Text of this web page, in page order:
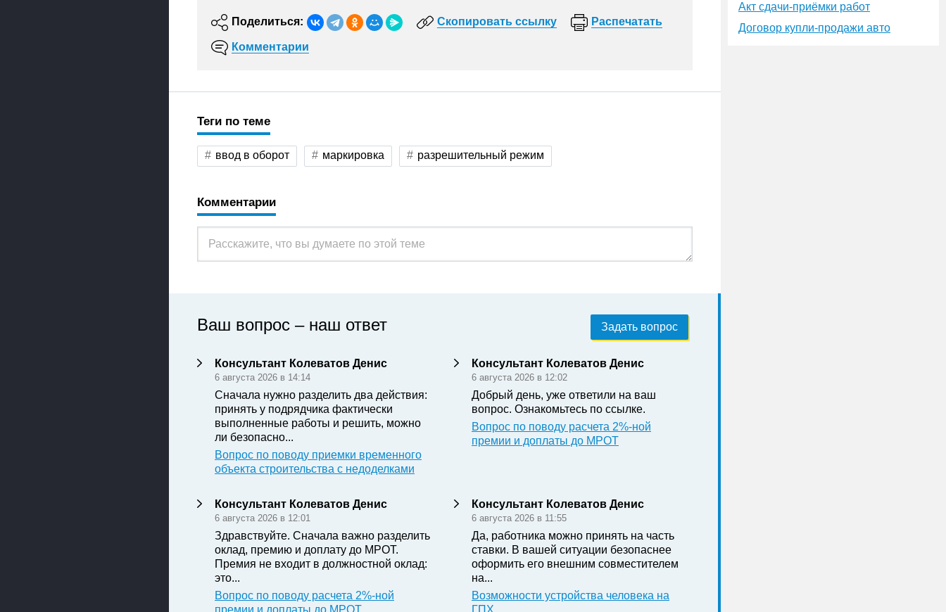
Поделиться: Скопировать ссылку Распечатать
Комментарии
Теги по теме
ввод в оборот маркировка разрешительный режим
Комментарии
Ваш вопрос – наш ответ Задать вопрос
Консультант Колеватов Денис
6 августа 2026 в 14:14
Сначала нужно разделить два действия:
принять у подрядчика фактически
выполненные работы и решить, можно
ли безопасно...
Вопрос по поводу приемки временного
объекта строительства с недоделками
Консультант Колеватов Денис
6 августа 2026 в 12:02
Добрый день, уже ответили на ваш
вопрос. Ознакомьтесь по ссылке .
Вопрос по поводу расчета 2%-ной
премии и доплаты до МРОТ
Консультант Колеватов Денис
6 августа 2026 в 12:01
Здравствуйте. Сначала важно разделить
оклад, премию и доплату до МРОТ.
Премия не входит в должностной оклад:
это...
Вопрос по поводу расчета 2%-ной
премии и доплаты до МРОТ
Консультант Колеватов Денис
6 августа 2026 в 11:55
Да, работника можно принять на часть
ставки. В вашей ситуации безопаснее
оформить его внешним совместителем
на...
Возможности устройства человека на
ГПХ
Акт сдачи-приёмки работ
Договор купли-продажи авто